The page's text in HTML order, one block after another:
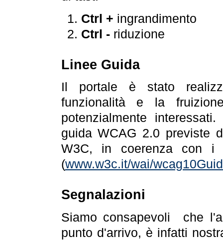
Ctrl + ingrandimento
Ctrl -riduzione
Linee Guida
Il portale è stato
funzionalità e la
potenzialmente
guida WCAG 2.0 previste
W3C, in coerenza con i
(www.w3c.it/wai/
Segnalazioni
Siamo consapevoli che
punto d'arrivo, è infatti